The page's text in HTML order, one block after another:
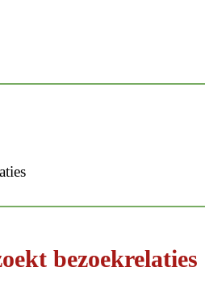
bezoekrelaties